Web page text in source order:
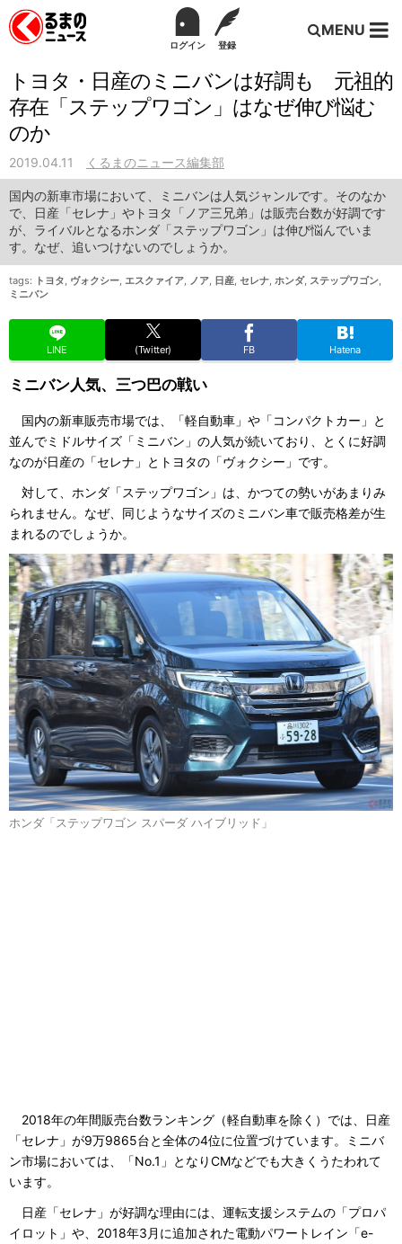
ログイン 登録
MENU
トヨタ・日産のミニバンは好調も 元祖的
存在「ステップワゴン」はなぜ伸び悩む
のか
2019.04.11 くるまのニュース編集部
国内の新車市場において、ミニバンは人気ジャンルです。そのなか
で、日産「セレナ」やトヨタ「ノア三兄弟」は販売台数が好調です
が、ライバルとなるホンダ「ステップワゴン」は伸び悩んでいま
す。なぜ、追いつけないのでしょうか。
tags: トヨタ, ヴォクシー, エスクァイア, ノア, 日産, セレナ, ホンダ, ステップワゴン,
ミニバン
LINE (Twitter) FB Hatena
ミニバン人気、三つ巴の戦い
国内の新車販売市場では、「軽自動車」や「コンパクトカー」と
並んでミドルサイズ「ミニバン」の人気が続いており、とくに好調
なのが日産の「セレナ」とトヨタの「ヴォクシー」です。
対して、ホンダ「ステップワゴン」は、かつての勢いがあまりみ
られません。なぜ、同じようなサイズのミニバン車で販売格差が生
まれるのでしょうか。
ホンダ「ステップワゴン スパーダ ハイブリッド」
2018年の年間販売台数ランキング（軽自動車を除く）では、日産
「セレナ」が9万9865台と全体の4位に位置づけています。ミニバ
ン市場においては、「No.1」となりCMなどでも大きくうたわれて
います。
日産「セレナ」が好調な理由には、運転支援システムの「プロパ
イロット」や、2018年3月に追加された電動パワートレイン「e-